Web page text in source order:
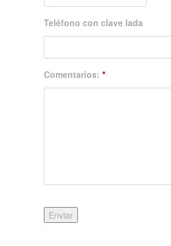
Teléfono con clave lada
Comentarios: *